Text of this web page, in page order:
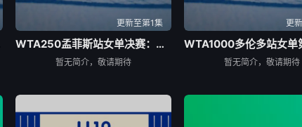
更新至第1集
WTA250孟菲斯站女单决赛：柳托娃VS维德曼诺娃
暂无简介，敬请期待
更
暂无简介，敬请期待